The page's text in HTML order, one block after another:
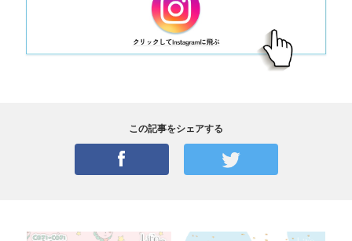
この記事をシェアする